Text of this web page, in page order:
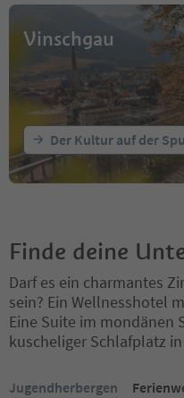
Vinschgau
Der Kultur auf der
Finde deine
Darf es ein charmantes
sein? Ein Wellnesshotel
Eine Suite im mondänen
kuscheliger Schlafplatz
Jugendherbergen